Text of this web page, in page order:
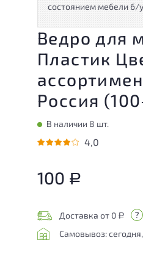
состоянием мебели б/у
Ведро для
Пластик
Россия (
В наличии 8 шт.
4,0
100 Р
Доставка от 0 Р
Самовывоз: